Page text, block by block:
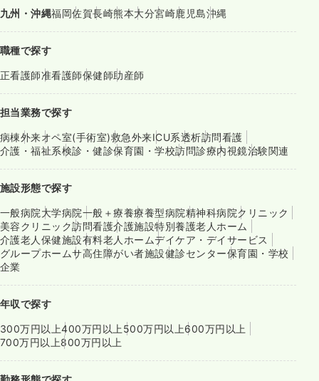
九州・沖縄福岡佐賀長崎熊本大分宮崎鹿児島沖縄
職種で探す
正看護師准看護師保健師助産師
担当業務で探す
病棟外来オペ室(手術室)救急外来ICU系透析訪問看護
介護・福祉系検診・健診保育園・学校訪問診療内視鏡治験関連
施設形態で探す
一般病院大学病院一般＋療養療養型病院精神科病院クリニック
美容クリニック訪問看護介護施設特別養護老人ホーム
介護老人保健施設有料老人ホームデイケア・デイサービス
グループホームサ高住障がい者施設健診センター保育園・学校
企業
年収で探す
300万円以上400万円以上 500万円以上600万円以上
700万円以上800万円以上